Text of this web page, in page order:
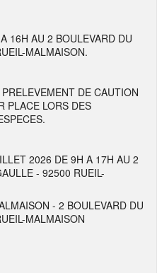
16H AU 2 BOULEVARD DU
MALMAISON.
DE CAUTION
PLACE LORS DES
2026 DE 9H A 17H AU 2
- 92500 RUEIL-
- 2 BOULEVARD DU
MALMAISON